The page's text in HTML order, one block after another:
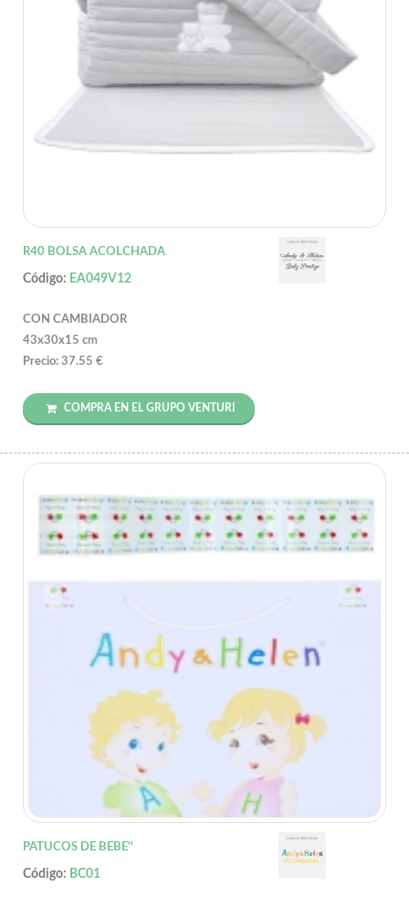
R40 BOLSA ACOLCHADA
Código: EA049V12
CON CAMBIADOR
43x30x15 cm
Precio: 37.55 €
COMPRA EN EL GRUPO VENTURI
PATUCOS DE BEBE''
Código: BC01